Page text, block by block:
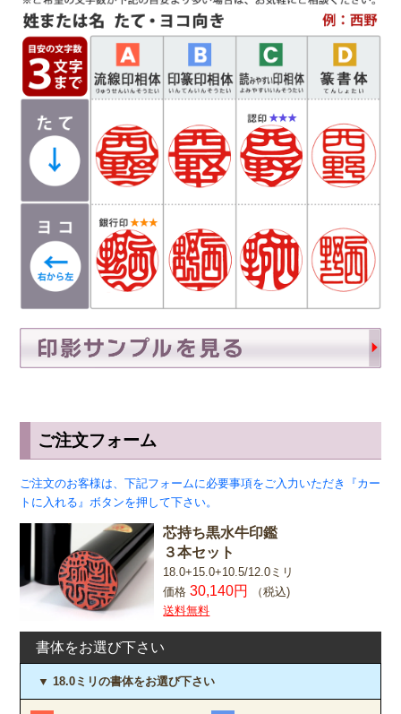
は異なり「上下左右の余白が広い場合や狭い場
合」がありますので、ご希望があるお客様は備考
欄にお書き添え下さい。
ご注文フォーム
ご注文のお客様は、下記フォームに必要事項をご入力いただき『カー
トに入れる』ボタンを押して下さい。
芯持ち黒水牛印鑑
３本セット
18.0+15.0+10.5/12.0ミリ
価格30,140円
（税込)
送料無料
書体をお選び下さい
▼ 18.0ミリの書体をお選び下さい